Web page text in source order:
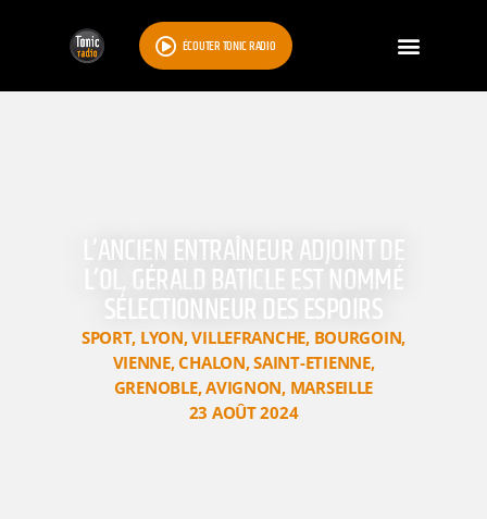
ÉCOUTER TONIC RADIO
L’ANCIEN ENTRAÎNEUR ADJOINT DE
L’OL, GÉRALD BATICLE EST NOMMÉ
SÉLECTIONNEUR DES ESPOIRS
SPORT, LYON,VILLEFRANCHE, BOURGOIN,
VIENNE,CHALON,SAINT-ETIENNE,
GRENOBLE,AVIGNON, MARSEILLE
23 AOÛT 2024